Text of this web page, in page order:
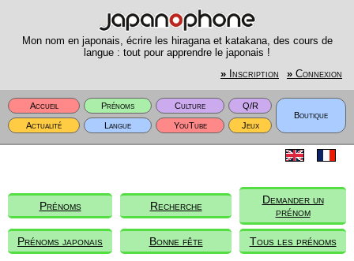
Mon nom en japonais, écrire les hiragana et katakana, des cours de
langue : tout pour apprendre le japonais !
» Inscription » Connexion
Accueil Prénoms Culture
Q/R
Boutique
Actualité
Langue YouTube Jeux
Prénoms Recherche
Demander un
prénom
Prénoms japonais Bonne fête Tous les prénoms